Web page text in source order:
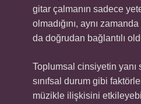
gitar çalmanın sadece
olmadığını, aynı
da doğrudan bağlantılı
Toplumsal cinsiyetin yanı
sınıfsal durum gibi
müzikle ilişkisini